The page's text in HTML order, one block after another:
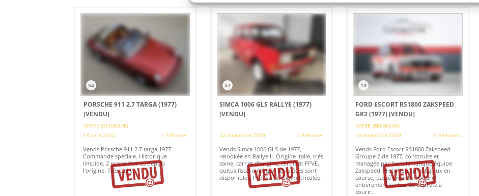
34
PORSCHE 911 2.7 TARGA (1977)
[VENDU]
TEMSE (BELGIQUE)
13 avril 2022
1 180 vues
Vends Porsche 911 2.7 targa 1977.
Commande spéciale. Historique
limpide. 2 propriétaires depuis
l'origine. Très belle.
57
SIMCA 1006 GLS RALLYE (1977)
[VENDU]
22 novembre 2020 1 646 vues
Vends Simca 1006 GLS de 1977,
relookée en Rallye II. Origine Italie, très
saine, carnet d’origine, certificat FFVE,
quitus fiscal ainsi que ses pièces sont
disponibles. Prête à être immatriculée.
13
FORD ESCORT RS1800 ZAKSPEED
GR2 (1977)[VENDU]
EVERE (BELGIQUE)
18 novembre 2020
1 543 vues
Vends Ford Escort RS1800 Zakspeed
Groupe 2 de 1977, construite et
managée par l'emblématique équipe
Zakspeed. Historique prestigieux en
course, passé limpide, voiture
entièrement restaurée et prête à
courir.